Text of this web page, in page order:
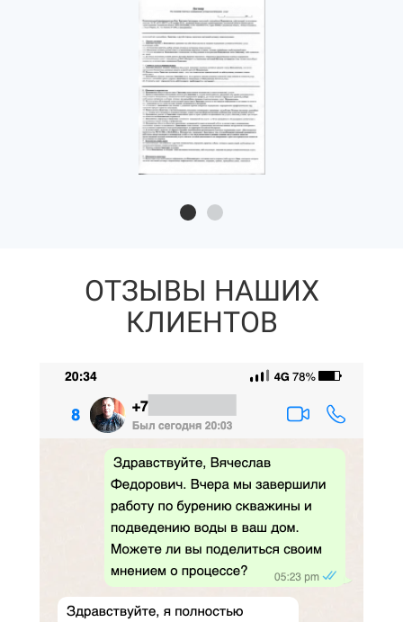
ОТЗЫВЫ НАШИХ
КЛИЕНТОВ